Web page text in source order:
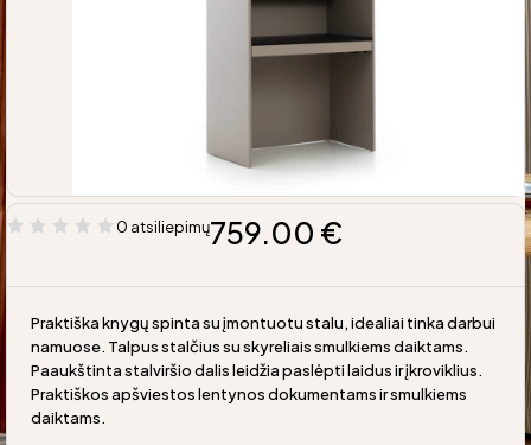
0 atsiliepimų759.00 €
Praktiška knygų spinta su įmontuotu stalu, idealiai tinka darbui
namuose. Talpus stalčius su skyreliais smulkiems daiktams.
Paaukštinta stalviršio dalis leidžia paslėpti laidus ir įkroviklius.
Praktiškos apšviestos lentynos dokumentams ir smulkiems
daiktams.